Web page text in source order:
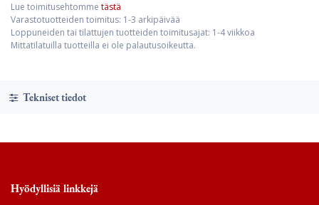
Lue toimitusehtomme tästä
Varastotuotteiden toimitus: 1-3 arkipäivää
Loppuneiden tai tilattujen tuotteiden toimitusajat: 1-4 viikkoa
Mittatilatuilla tuotteilla ei ole palautusoikeutta.
Tekniset tiedot
Hyödyllisiä linkkejä